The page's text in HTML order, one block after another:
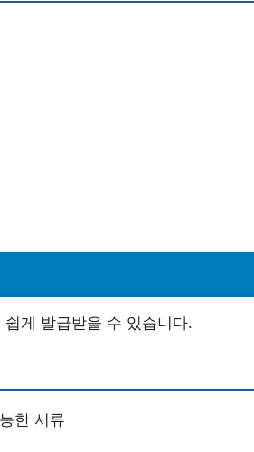
게 발급받을 수 있습니다.
한 서류